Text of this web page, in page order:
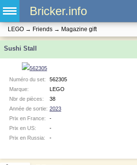
Bricker.info
LEGO → Friends → Magazine gift
Sushi Stall
Numéro du set:
562305
Marque:
LEGO
Nbr de pièces:
38
Année de sortie: 2023
Prix en France:
-
Prix en US:
-
Prix en Russia:
-